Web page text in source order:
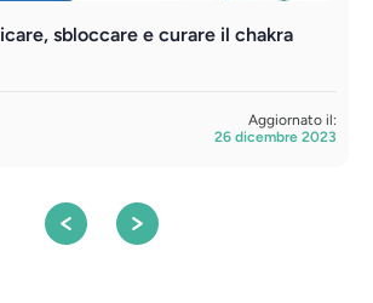
sbloccare e curare il chakra
Aggiornato il:
26 dicembre 2023